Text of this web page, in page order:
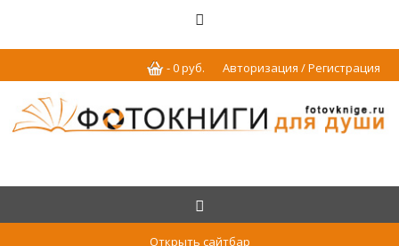
Авторизация / Регистрация
-0руб.
Открыть сайтбар